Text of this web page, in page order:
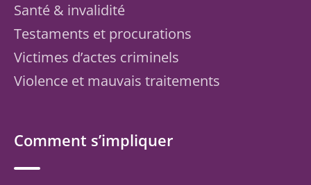
Santé & invalidité
Testaments et procurations
Victimes d’actes criminels
Violence et mauvais traitements
Comment s’impliquer